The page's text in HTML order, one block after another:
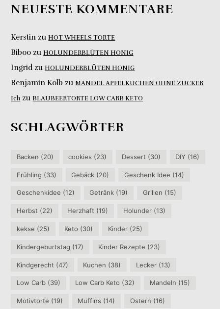
NEUESTE KOMMENTARE
Kerstin zuHOT WHEELS TORTE
Biboo zuHOLUNDERBLÜTEN HONIG
IngridzuHOLUNDERBLÜTEN HONIG
Benjamin Kolb zuMANDEL APFELKUCHEN OHNE ZUCKER
Ich zuBLAUBEERTORTE LOW CARB KETO
SCHLAGWÖRTER
Backen (20) cookies (23) Dessert (30) DIY (16)
Frühling (33) Gebäck (20) Geschenk Idee (14)
Geschenkidee (12) Getränk (19) Grillen (15)
Herbst (22) Herzhaft (19) Holunder(13)
kekse (25) Keto (30) Kinder(25)
Kindergeburtstag (17) Kinder Rezepte (23)
Kindgerecht (47) Kuchen (38) Lecker(13)
Low Carb (39) Low Carb Keto (32) Mandeln (15)
Motivtorte (19) Muffins (14) Ostern (16)